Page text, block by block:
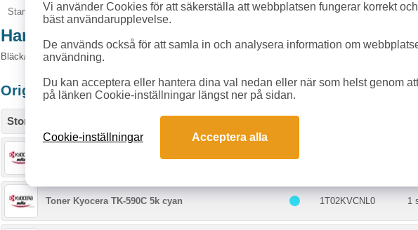
Startsida » Sök bläck & toner»Triumph-Adler P-C 2665 I
Handla Bläck/Toner till Triumph-Adler P-C 2665 I
Bläck/Toner och tillbehör som passar till Triumph-Adler P-C 2665 I
Originalprodukter till Triumph-Adler P-C 2665 I
Storlek / info Färg
Toner Kyocera TK-590K 7k svart
Toner Kyocera TK-590C 5k cyan 1T02KVCNL0 1
Vi använder Cookies för att säkerställa att webbplatsen fungerar korrekt
bäst användarupplevelse.
De används också för att samla in och analysera information om
användning.
Du kan acceptera eller hantera dina val nedan eller när som helst genom
på länken Cookie-inställningar längst ner på sidan.
Cookie-inställningar Acceptera alla